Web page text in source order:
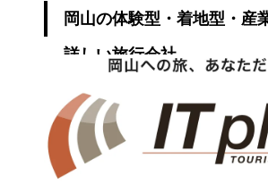
岡山の体験型・着地型・産
詳しい旅行会社